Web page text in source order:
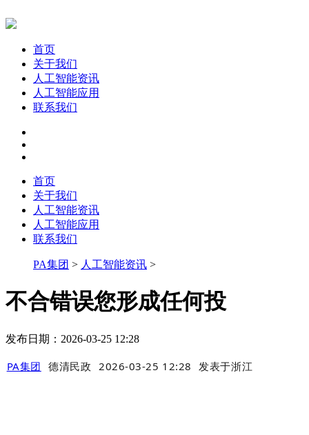
首页
关于我们
人工智能资讯
人工智能应用
联系我们
首页
关于我们
人工智能资讯
人工智能应用
联系我们
PA集团 > 人工智能资讯 >
不合错误您形成任何投
发布日期：2026-03-25 12:28
PA集团 德清民政 2026-03-25 12:28 发表于浙江